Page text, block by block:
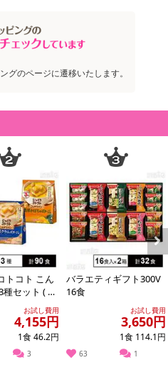
いただき、お届けする商品セット
し込みください。
など、お届け商品と多少異なる場
地表示制度]の経過措置期間の終
国・原材料の表記が旧表記の場
お申込みください。なお、本理由
品交換は対応いたしかねます。
ります。
い、クレジットカード、dポイン
、お届けの日時指定はいたしかね
だけない場合、商品の再発送や返
グのページに遷移いたします。
トコト こん
セット ( 濃
タージュ /
お試し費用
4,155円
1食 46.2円
3
バラエティギフト300V
16食
お試し費用
3,650円
1食 114.1円
63 1
Next